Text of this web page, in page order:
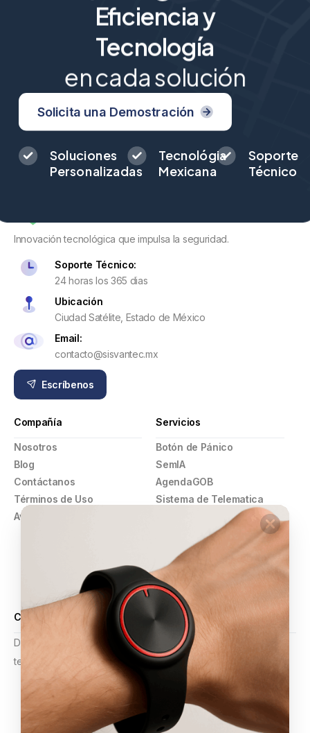
Eficiencia y
Tecnología
en cada solución
Solicita una Demostración
Soluciones
Personalizadas
Tecnológia
Mexicana
Soporte
Técnico
Innovación tecnológica que impulsa la seguridad.
Soporte Técnico:
24 horas los 365 dias
Ubicación
Ciudad Satélite, Estado de México
Email:
contacto@sisvantec.mx
Escríbenos
Compañía
Nosotros
Blog
Contáctanos
Términos de Uso
Aviso de Privacidad
Servicios
Botón de Pánico
SemIA
AgendaGOB
Sistema de Telematica
Pulsera Violeta
Botón de Pánico
Comercios
Alarmas y Video Vigilancia
Certificaciones
Desde mejoras operativas hasta planificación estratégica,
tenemos la experiencia para apoyar sus proyectos.
Calificación 4.9 de 5